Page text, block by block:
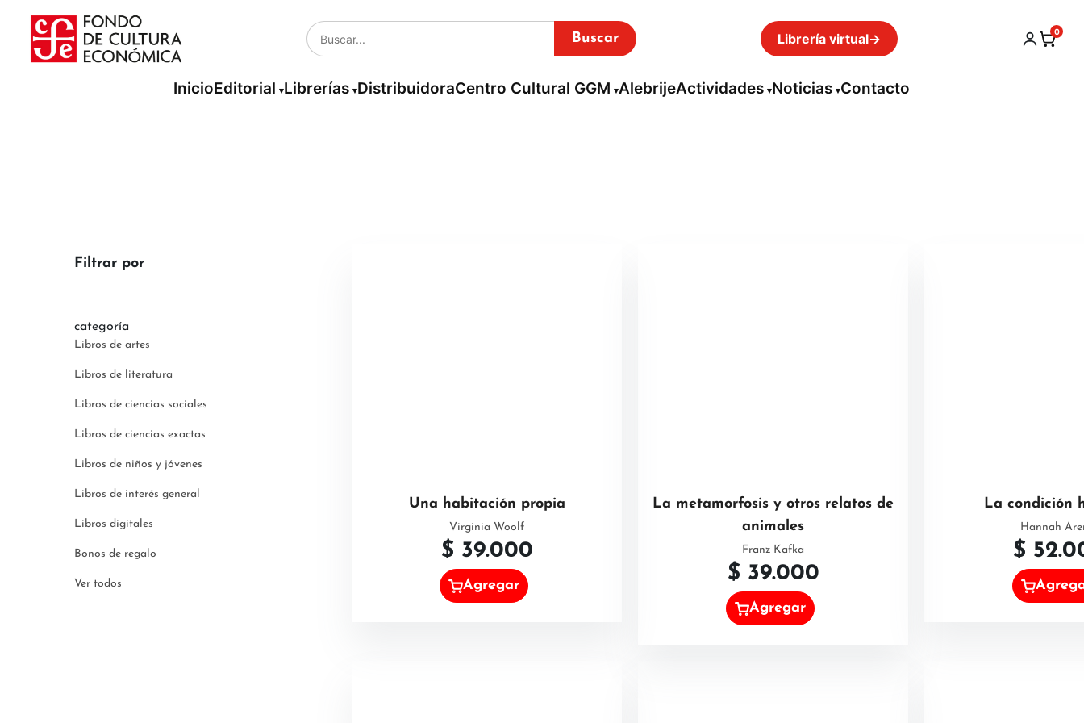
Buscar Librería virtual→ 0
InicioEditorial Librerías DistribuidoraCentro Cultural GGM AlebrijeActividades Noticias Contacto
Filtrar por
categoría
Libros de artes
Libros de literatura
Libros de ciencias sociales
Libros de ciencias exactas
Libros de niños y jóvenes
Libros de interés general
Libros digitales
Bonos de regalo
Ver todos
Una habitación propia
Virginia Woolf
$ 39.000
Agregar
La metamorfosis y otros relatos de
animales
Franz Kafka
$ 39.000
Agregar
La condición
Hannah
$